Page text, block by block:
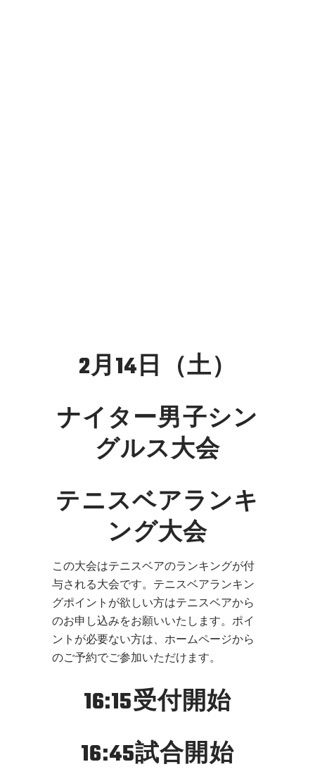
2月14日（土）
ナイター男子シン
グルス大会
テニスベアランキ
ング大会
この大会はテニスベアのランキングが付
与される大会です。テニスベアランキン
グポイントが欲しい方はテニスベアから
のお申し込みをお願いいたします。ポイ
ントが必要ない方は、ホームページから
のご予約でご参加いただけます。
16:15受付開始
16:45試合開始